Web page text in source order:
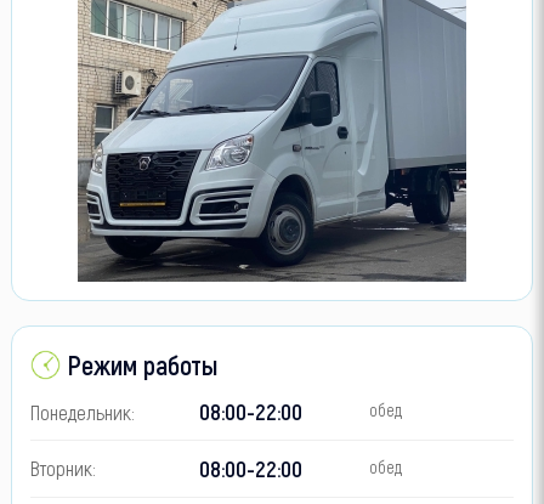
Режим работы
Понедельник: 08:00-22:00 обед
Вторник: 08:00-22:00 обед